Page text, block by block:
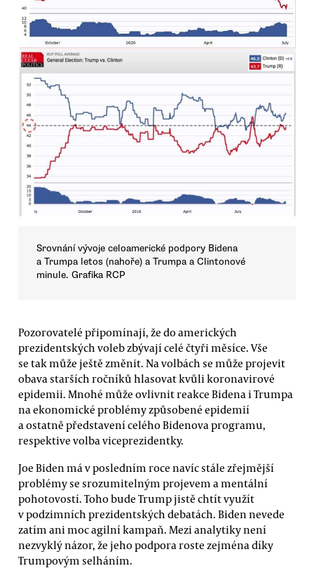
Srovnání vývoje celoamerické podpory Bidena
a Trumpa letos (nahoře) a Trumpa a Clintonové
minule. Grafika RCP
Pozorovatelé připomínají, že do amerických
prezidentských voleb zbývají celé čtyři měsíce. Vše
se tak může ještě změnit. Na volbách se může projevit
obava starších ročníků hlasovat kvůli koronavirové
epidemii. Mnohé může ovlivnit reakce Bidena i Trumpa
na ekonomické problémy způsobené epidemií
a ostatně představení celého Bidenova programu,
respektive volba viceprezidentky.
Joe Biden má v posledním roce navíc stále zřejmější
problémy se srozumitelným projevem a mentální
pohotovostí. Toho bude Trump jistě chtít využít
v podzimních prezidentských debatách. Biden nevede
zatím ani moc agilní kampaň. Mezi analytiky není
nezvyklý názor, že jeho podpora roste zejména díky
Trumpovým selháním.